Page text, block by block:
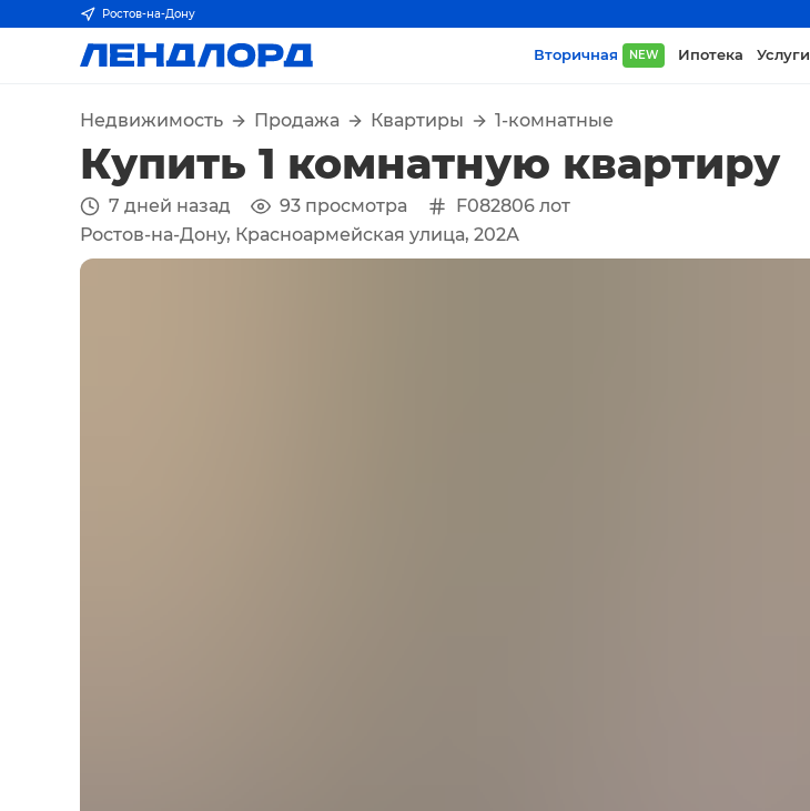
Ростов-на-Дону
Вторичная NEW Ипотека Услуги
Недвижимость Продажа Квартиры 1-комнатные
Купить 1 комнатную квартиру
7 дней назад 93 просмотра F082806 лот
Ростов-на-Дону, Красноармейская улица, 202А